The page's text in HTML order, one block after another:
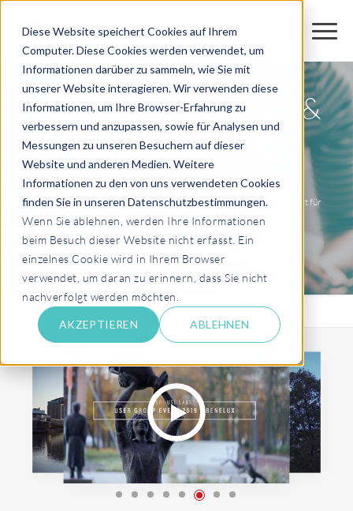
Diese Website speichert Cookies auf Ihrem
Computer. Diese Cookies werden verwendet, um
Informationen darüber zu sammeln, wie Sie mit
unserer Website interagieren. Wir verwenden diese
Informationen, um Ihre Browser-Erfahrung zu
verbessern und anzupassen, sowie für Analysen und
Messungen zu unseren Besuchern auf dieser
Website und anderen Medien. Weitere
Informationen zu den von uns verwendeten Cookies
finden Sie in unseren Datenschutzbestimmungen.
Wenn Sie ablehnen, werden Ihre Informationen
beim Besuch dieser Website nicht erfasst. Ein
einzelnes Cookie wird in Ihrem Browser
verwendet, um daran zu erinnern, dass Sie nicht
nachverfolgt werden möchten.
AKZEPTIEREN ABLEHNEN
EPI- USE Convention &
User Group Events
Die EPI-USE Convention und User Group Events sind der perfekte Ort für
Networking, Kooperation und Know-how.